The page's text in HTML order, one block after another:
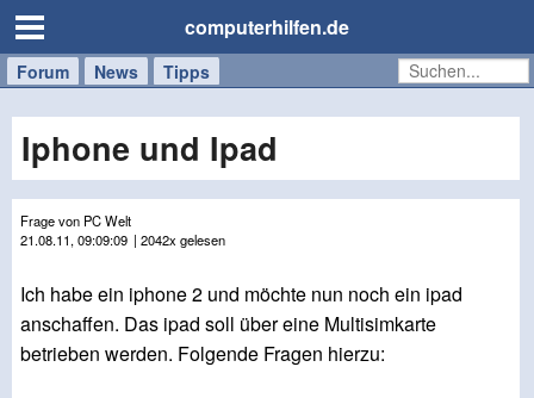
computerhilfen.de
Forum News Tipps
Handy
Tablet
Windows
Mac
Iphone und Ipad
Frage von PC Welt
21.08.11, 09:09:09 | 2042x gelesen
Ich habe ein iphone 2 und möchte nun noch ein ipad
anschaffen. Das ipad soll über eine Multisimkarte
betrieben werden. Folgende Fragen hierzu: